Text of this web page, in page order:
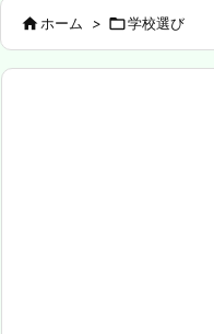
ホーム > 学校選び